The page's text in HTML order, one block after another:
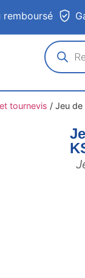
remboursé
tournevis / Jeu de